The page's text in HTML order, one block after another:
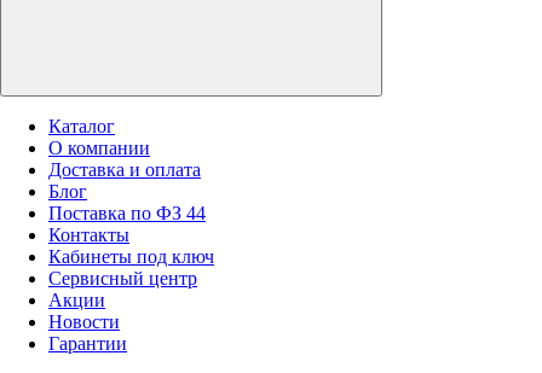
Каталог
О компании
Доставка и оплата
Блог
Поставка по ФЗ 44
Контакты
Кабинеты под ключ
Сервисный центр
Акции
Новости
Гарантии